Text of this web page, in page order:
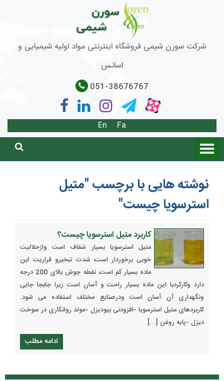
شرکت سورن شیمی فروشگاه اینترنتی مواد اولیه شیمیایی و
اسانس
051-38676767
Fa
En
نوشته هایی با برچسب "متیل
استرسویا چیست"
کاربرد متیل استرسویا چیست؟
متیل استرسویا بسیار شفاف است وازحلالیت
خوبی برخوردار است، شدت تبخیرو فراریت این
ماده بسیار کم است، نقطه جوش بالای 200 درجه
دارد وکارکردبا این ماده بسیار راحت و آسان است زیرا جابجا جایی
ونگهداری آن آسان است ودرصنایع مختلف استفاده می شود.
کاربردهای متیل استرسویا -افزودنی بیودیزل -مولد روانکاری در سوخت
دیزل -پایه روغن […]
ادامه مطلب